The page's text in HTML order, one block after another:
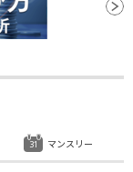
マンスリー